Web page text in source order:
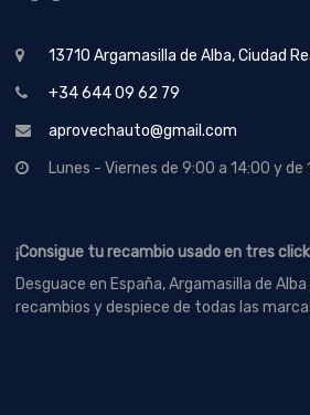
13710 Argamasilla de Alba, Ciudad
+34 644 09 62 79
aprovechauto@gmail.com
Lunes - Viernes de 9:00 a 14:00 y de
¡Consigue tu recambio usado en tres
Desguace en España, Argamasilla de
recambios y despiece de todas las